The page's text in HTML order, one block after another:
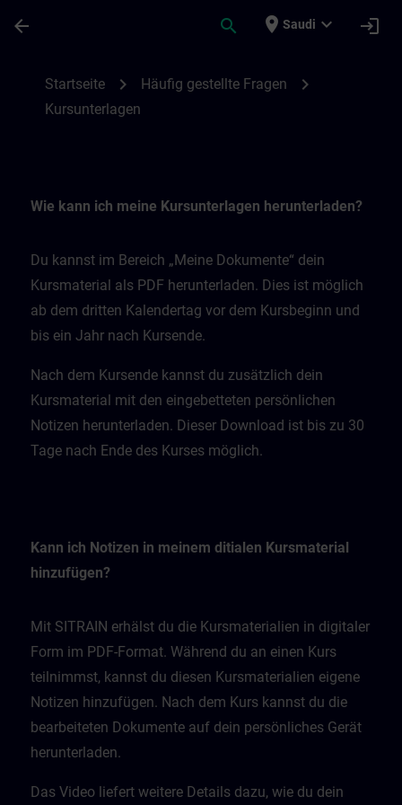
arrow_back search place Saudi expand_more login
Startseite chevron_right Häufig gestellte Fragen chevron_right
Kursunterlagen
Wie kann ich meine Kursunterlagen herunterladen?
Du kannst im Bereich „Meine Dokumente“ dein
Kursmaterial als PDF herunterladen. Dies ist möglich
ab dem dritten Kalendertag vor dem Kursbeginn und
bis ein Jahr nach Kursende.
Nach dem Kursende kannst du zusätzlich dein
Kursmaterial mit den eingebetteten persönlichen
Notizen herunterladen. Dieser Download ist bis zu 30
Tage nach Ende des Kurses möglich.
Kann ich Notizen in meinem ditialen Kursmaterial
hinzufügen?
Mit SITRAIN erhälst du die Kursmaterialien in digitaler
Form im PDF-Format. Während du an einen Kurs
teilnimmst, kannst du diesen Kursmaterialien eigene
Notizen hinzufügen. Nach dem Kurs kannst du die
bearbeiteten Dokumente auf dein persönliches Gerät
herunterladen.
Das Video liefert weitere Details dazu, wie du dein